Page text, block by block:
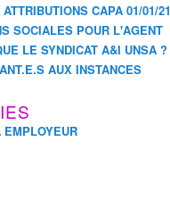
CAPA 01/01/21
SOCIALES POUR L'AGENT
LE SYNDICAT A&I UNSA ?
AUX INSTANCES
EMPLOYEUR